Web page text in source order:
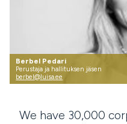
Berbel Pedari
Perustaja ja hallituksen jäsen
berbel@luisa.ee
We have 30,000